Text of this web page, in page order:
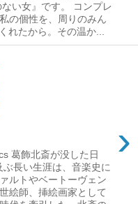
い女』です。 コンプレ
の個性を、周りのみん
れたから。その温か...
›
葛飾北斎が没した日
ぶ長い生涯は、音楽史に
ルトやベートーヴェン
絵師、挿絵画家として